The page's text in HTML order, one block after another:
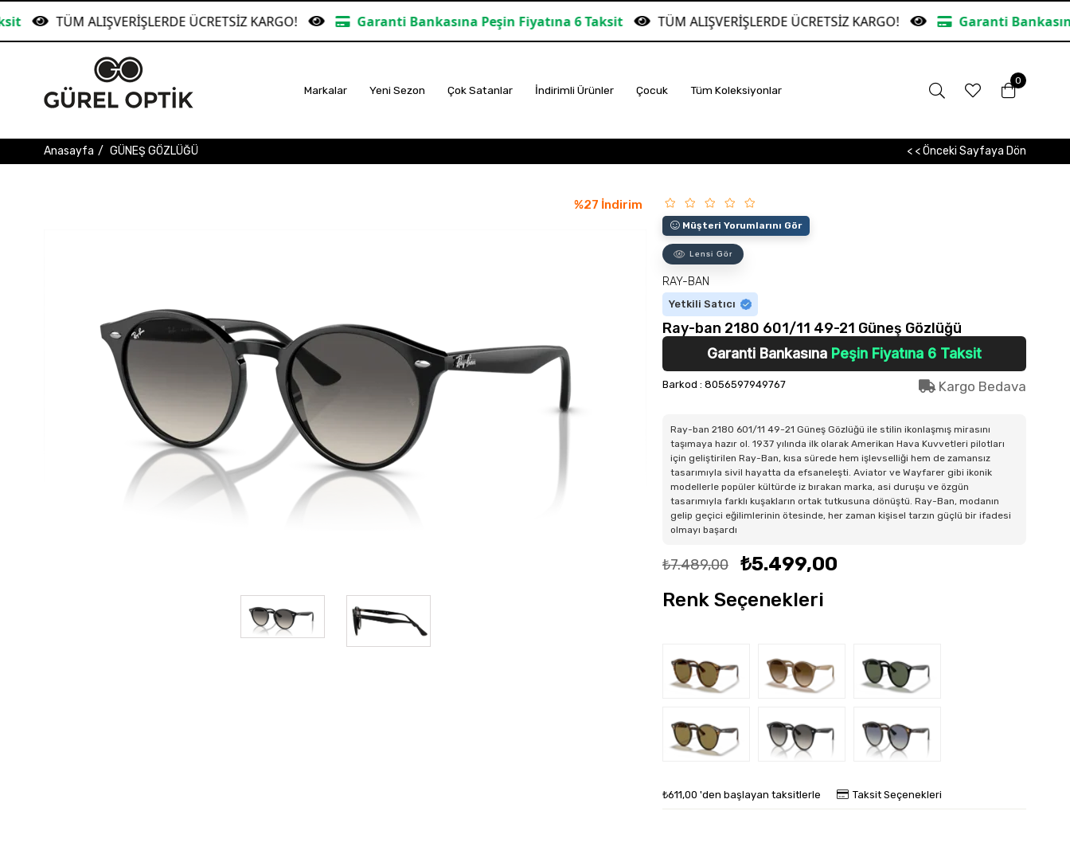
ÜCRETSİZ KARGO! Garanti Bankasına Peşin Fiyatına 6 Taksit TÜM ALIŞVERİŞLERDE ÜCRETSİZ KARGO! Garanti Bankasına Peşin
Markalar Yeni Sezon Çok Satanlar İndirimli Ürünler Çocuk Tüm Koleksiyonlar
0
Anasayfa GÜNEŞ GÖZLÜĞÜ < < Önceki Sayfaya Dön
%27 İndirim
Müşteri Yorumlarını Gör
Lensi Gör
RAY-BAN
Yetkili Satıcı
Ray-ban 2180 601/11 49-21 Güneş Gözlüğü
Garanti Bankasına Peşin Fiyatına 6 Taksit
Barkod : 8056597949767 Kargo Bedava
Ray-ban 2180 601/11 49-21 Güneş Gözlüğü ile stilin ikonlaşmış mirasını
taşımaya hazır ol. 1937 yılında ilk olarak Amerikan Hava Kuvvetleri pilotları
için geliştirilen Ray-Ban, kısa sürede hem işlevselliği hem de zamansız
tasarımıyla sivil hayatta da efsaneleşti. Aviator ve Wayfarer gibi ikonik
modellerle popüler kültürde iz bırakan marka, asi duruşu ve özgün
tasarımıyla farklı kuşakların ortak tutkusuna dönüştü. Ray-Ban, modanın
gelip geçici eğilimlerinin ötesinde, her zaman kişisel tarzın güçlü bir ifadesi
olmayı başardı
₺7.489,00
₺5.499,00
Renk Seçenekleri
₺611,00 'den başlayan taksitlerle Taksit Seçenekleri